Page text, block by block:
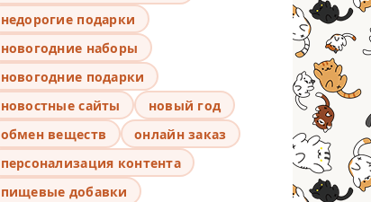
недорогие подарки
новогодние наборы
новогодние подарки
новостные сайты
новый год
обмен веществ
онлайн заказ
персонализация контента
пищевые добавки